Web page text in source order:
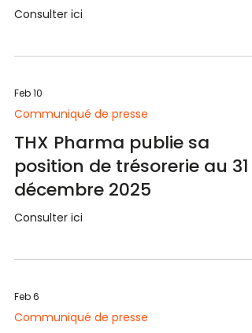
Consulter ici
Feb 10
Communiqué de presse
THX Pharma publie sa
position de trésorerie au 31
décembre 2025
Consulter ici
Feb 6
Communiqué de presse